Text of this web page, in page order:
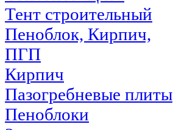
Тент строительный
Пеноблок, Кирпич,
ПГП
Кирпич
Пазогребневые плиты
Пеноблоки